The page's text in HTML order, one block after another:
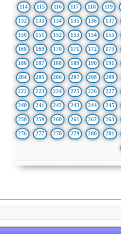
114 115 116 117 118 119
132 133 134 135 136 137
150 151 152 153 154 155
168 169 170 171 172 173
186 187 188 189 190 191
204 205 206 207 208 209
222 223 224 225 226 227
240 241 242 243 244 245
258 259 260 261 262 263
276 277 278 279 280 281